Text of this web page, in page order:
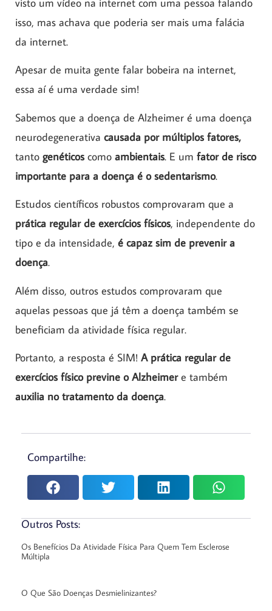
isso, mas achava que poderia ser mais uma falácia
da internet.
Apesar de muita gente falar bobeira na internet,
essa aí é uma verdade sim!
Sabemos que a doença de Alzheimer é uma doença
neurodegenerativa causada por múltiplos fatores,
tanto genéticos como ambientais. E um fator de risco
importante para a doença é o sedentarismo.
Estudos científicos robustos comprovaram que a
prática regular de exercícios físicos, independente do
tipo e da intensidade, é capaz sim de prevenir a
doença.
Além disso, outros estudos comprovaram que
aquelas pessoas que já têm a doença também se
beneficiam da atividade física regular.
Portanto, a resposta é SIM! A prática regular de
exercícios físico previne o Alzheimere também
auxilia no tratamento da doença.
Compartilhe:
Outros Posts:
Os Benefícios Da Atividade Física Para Quem Tem Esclerose
Múltipla
O Que São Doenças Desmielinizantes?